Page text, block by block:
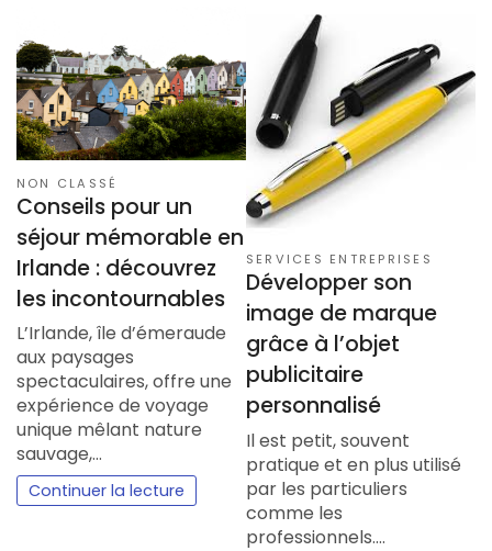
NON CLASSÉ
Conseils pour un
séjour mémorable en
Irlande : découvrez
les incontournables
L’Irlande, île d’émeraude
aux paysages
spectaculaires, offre une
expérience de voyage
unique mêlant nature
sauvage,…
Continuer la lecture
SERVICES ENTREPRISES
Développer son
image de marque
grâce à l’objet
publicitaire
personnalisé
Il est petit, souvent
pratique et en plus utilisé
par les particuliers
comme les
professionnels.…